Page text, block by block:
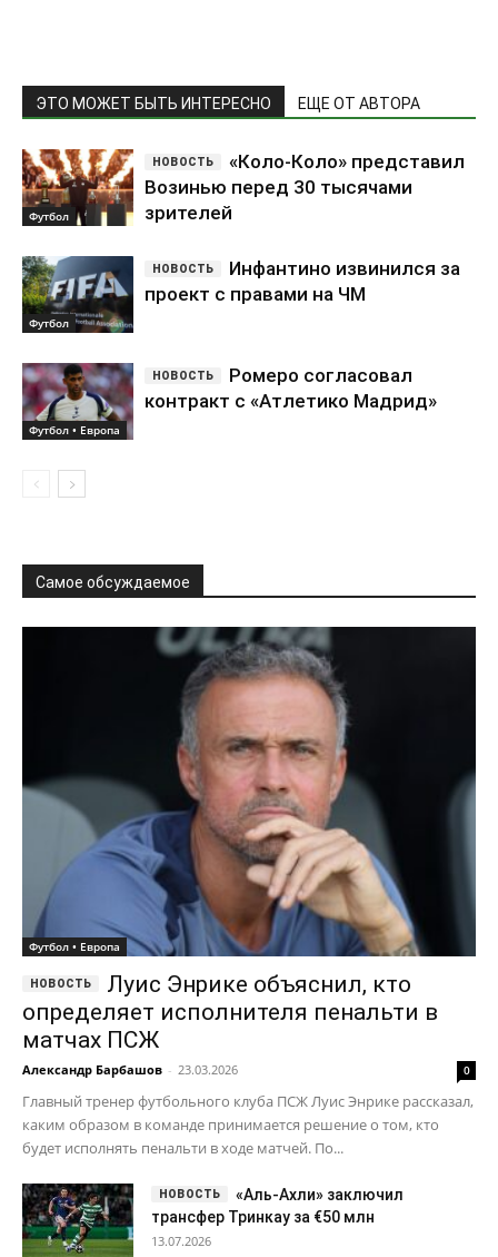
ЭТО МОЖЕТ БЫТЬ ИНТЕРЕСНО ЕЩЕ ОТ АВТОРА
Футбол
«Коло-Коло» представил
Возинью перед 30 тысячами
зрителей
Футбол
Инфантино извинился за
проект с правами на ЧМ
Футбол • Европа
Ромеро согласовал
контракт с «Атлетико Мадрид»
Самое обсуждаемое
Футбол • Европа
Луис Энрике объяснил, кто
определяет исполнителя пенальти в
матчах ПСЖ
Александр Барбашов - 23.03.2026 0
Главный тренер футбольного клуба ПСЖ Луис Энрике рассказал,
каким образом в команде принимается решение о том, кто
будет исполнять пенальти в ходе матчей. По...
«Аль-Ахли» заключил
трансфер Тринкау за €50 млн
13.07.2026